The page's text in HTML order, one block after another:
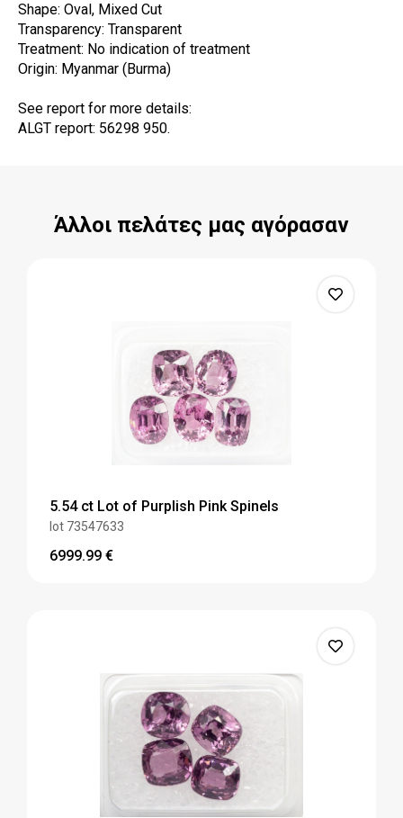
Shape: Oval, Mixed Cut
Transparency: Transparent
Treatment: No indication of treatment
Origin: Myanmar (Burma)
See report for more details:
ALGT report: 56298 950.
Άλλοι πελάτες μας αγόρασαν
5.54 ct Lot of Purplish Pink Spinels
lot 73547633
6999.99 €